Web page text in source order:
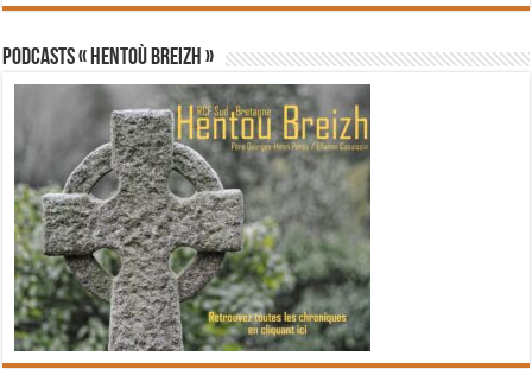
PODCASTS « Hentoù Breizh »